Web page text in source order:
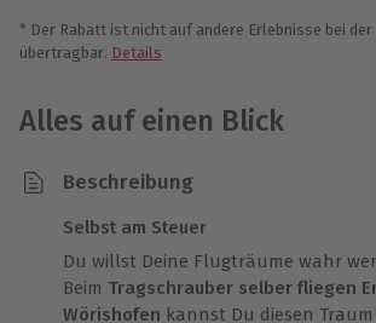
* Der Rabatt ist nicht auf andere Erlebnisse bei
übertragbar. Details
Alles auf einen Blick
Beschreibung
Selbst am Steuer
Du willst Deine Flugträume wahr
Beim Tragschrauber selber fliegen
Wörishofen kannst Du diesen